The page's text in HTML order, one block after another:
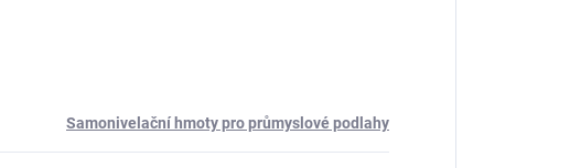
Samonivelační hmoty pro průmyslové podlahy